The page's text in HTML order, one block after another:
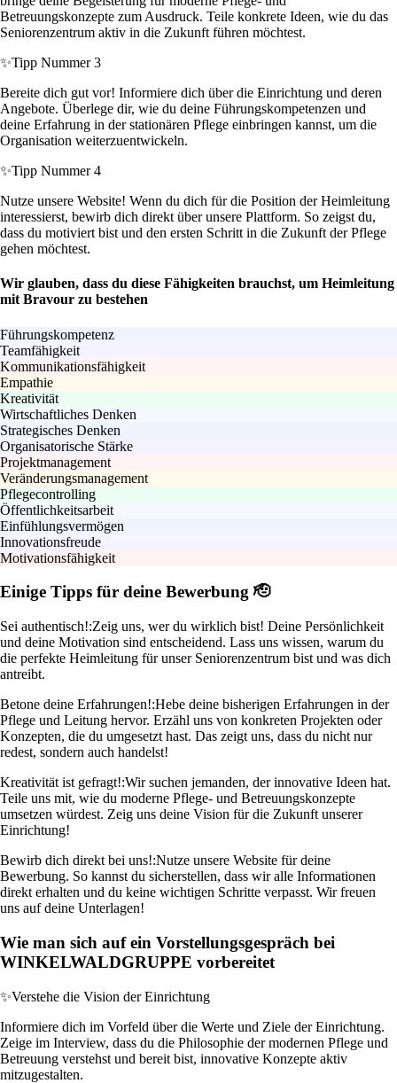
Betreuungskonzepte zum Ausdruck. Teile konkrete Ideen, wie du das
Seniorenzentrum aktiv in die Zukunft führen möchtest.
✨Tipp Nummer 3
Bereite dich gut vor! Informiere dich über die Einrichtung und deren
Angebote. Überlege dir, wie du deine Führungskompetenzen und
deine Erfahrung in der stationären Pflege einbringen kannst, um die
Organisation weiterzuentwickeln.
✨Tipp Nummer 4
Nutze unsere Website! Wenn du dich für die Position der Heimleitung
interessierst, bewirb dich direkt über unsere Plattform. So zeigst du,
dass du motiviert bist und den ersten Schritt in die Zukunft der Pflege
gehen möchtest.
Wir glauben, dass du diese Fähigkeiten brauchst, um Heimleitung
mit Bravour zu bestehen
Führungskompetenz
Teamfähigkeit
Kommunikationsfähigkeit
Empathie
Kreativität
Wirtschaftliches Denken
Strategisches Denken
Organisatorische Stärke
Projektmanagement
Veränderungsmanagement
Pflegecontrolling
Öffentlichkeitsarbeit
Einfühlungsvermögen
Innovationsfreude
Motivationsfähigkeit
Einige Tipps für deine Bewerbung 🫡
Sei authentisch!:Zeig uns, wer du wirklich bist! Deine Persönlichkeit
und deine Motivation sind entscheidend. Lass uns wissen, warum du
die perfekte Heimleitung für unser Seniorenzentrum bist und was dich
antreibt.
Betone deine Erfahrungen!:Hebe deine bisherigen Erfahrungen in der
Pflege und Leitung hervor. Erzähl uns von konkreten Projekten oder
Konzepten, die du umgesetzt hast. Das zeigt uns, dass du nicht nur
redest, sondern auch handelst!
Kreativität ist gefragt!:Wir suchen jemanden, der innovative Ideen hat.
Teile uns mit, wie du moderne Pflege- und Betreuungskonzepte
umsetzen würdest. Zeig uns deine Vision für die Zukunft unserer
Einrichtung!
Bewirb dich direkt bei uns!:Nutze unsere Website für deine
Bewerbung. So kannst du sicherstellen, dass wir alle Informationen
direkt erhalten und du keine wichtigen Schritte verpasst. Wir freuen
uns auf deine Unterlagen!
Wie man sich auf ein Vorstellungsgespräch bei
WINKELWALDGRUPPE vorbereitet
✨Verstehe die Vision der Einrichtung
Informiere dich im Vorfeld über die Werte und Ziele der Einrichtung.
Zeige im Interview, dass du die Philosophie der modernen Pflege und
Betreuung verstehst und bereit bist, innovative Konzepte aktiv
mitzugestalten.